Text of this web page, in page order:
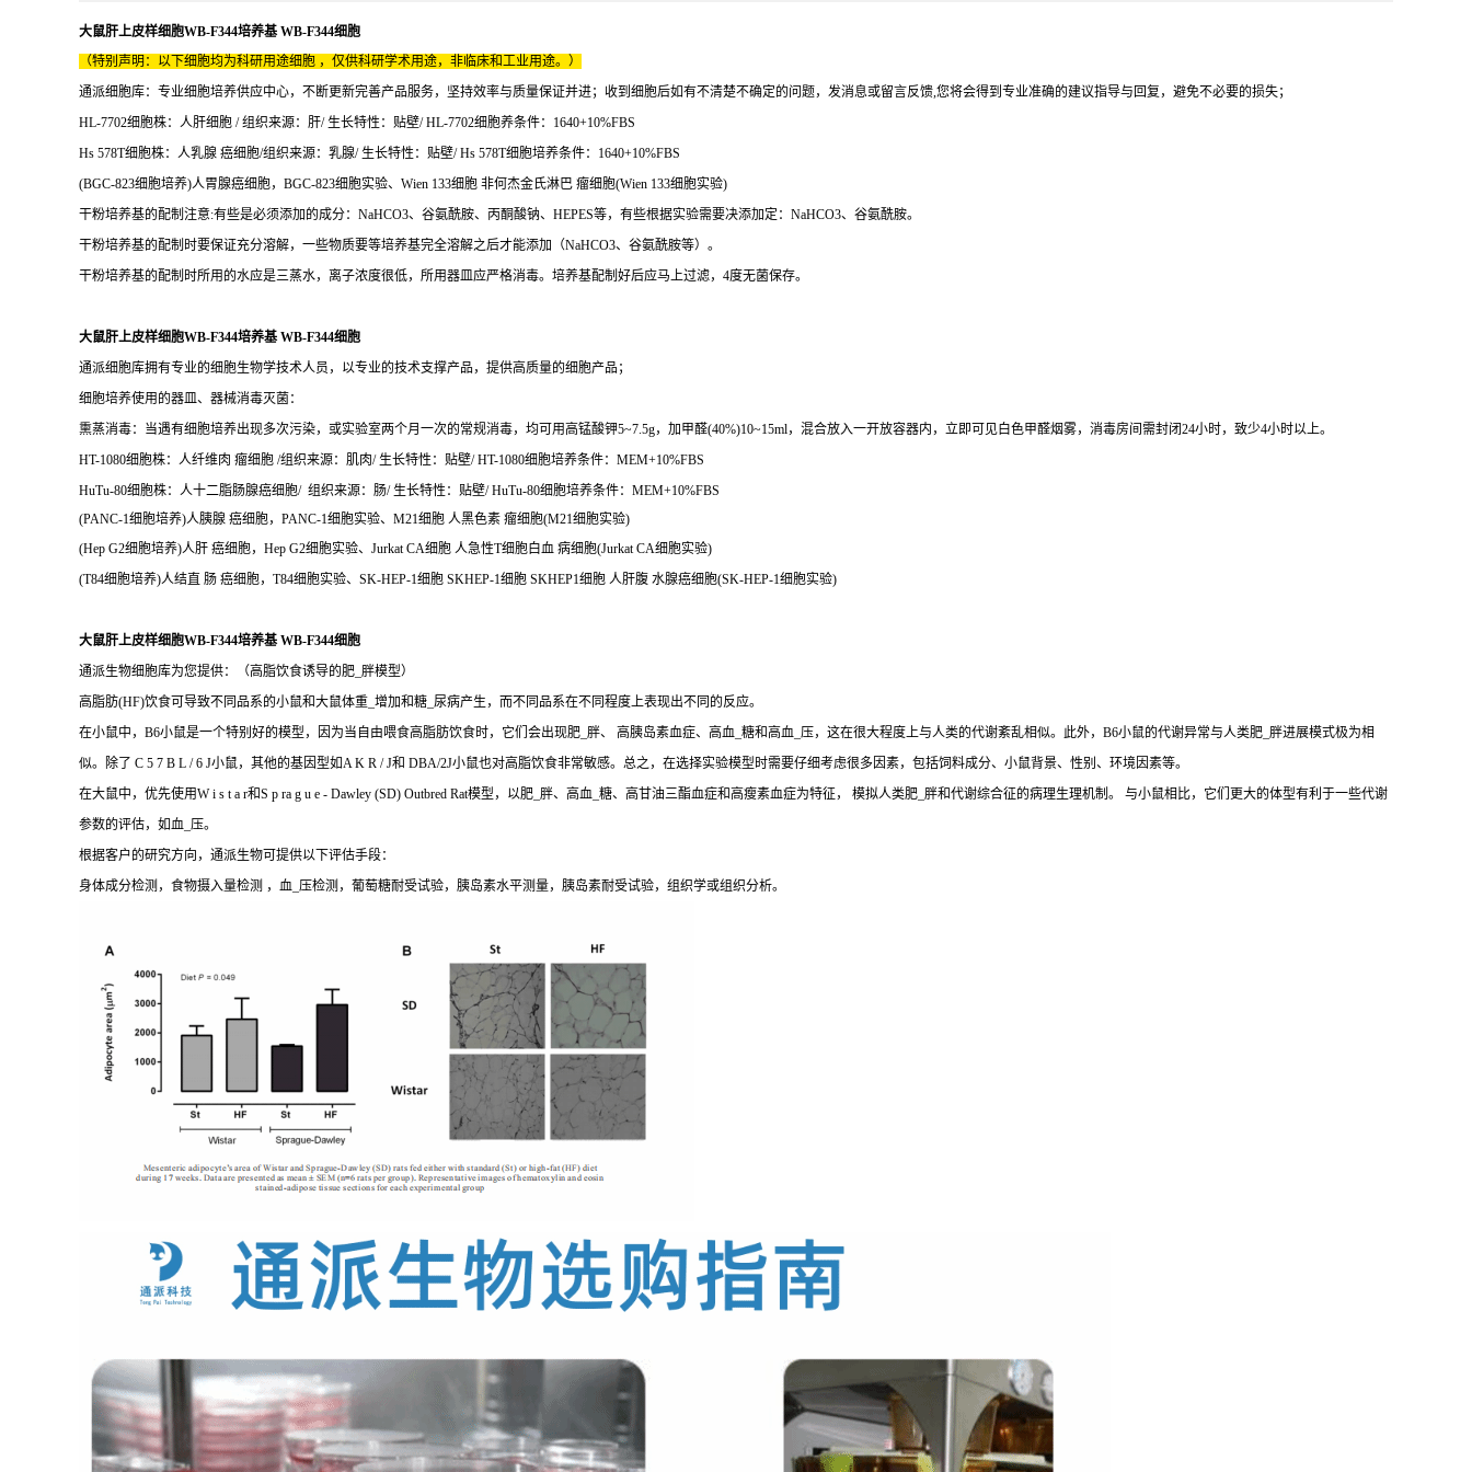
大鼠肝上皮样细胞WB-F344培养基 WB-F344细胞
（特别声明：以下细胞均为科研用途细胞 ，仅供科研学术用途，非临床和工业用途。）
通派细胞库：专业细胞培养供应中心，不断更新完善产品服务，坚持效率与质量保证并进；收到细胞后如有不清楚不确定的问题，发消息或留言反馈,您将会得到专业准确的建议指导与回复，避免不必要的损失；
HL-7702细胞株：人肝细胞 / 组织来源：肝/ 生长特性：贴壁/ HL-7702细胞养条件：1640+10%FBS
Hs 578T细胞株：人乳腺 癌细胞/组织来源：乳腺/ 生长特性：贴壁/ Hs 578T细胞培养条件：1640+10%FBS
(BGC-823细胞培养)人胃腺癌细胞，BGC-823细胞实验、Wien 133细胞 非何杰金氏淋巴 瘤细胞(Wien 133细胞实验)
干粉培养基的配制注意:有些是必须添加的成分：NaHCO3、谷氨酰胺、丙酮酸钠、HEPES等，有些根据实验需要决添加定：NaHCO3、谷氨酰胺。
干粉培养基的配制时要保证充分溶解，一些物质要等培养基完全溶解之后才能添加（NaHCO3、谷氨酰胺等）。
干粉培养基的配制时所用的水应是三蒸水，离子浓度很低，所用器皿应严格消毒。培养基配制好后应马上过滤，4度无菌保存。
大鼠肝上皮样细胞WB-F344培养基 WB-F344细胞
通派细胞库拥有专业的细胞生物学技术人员，以专业的技术支撑产品，提供高质量的细胞产品；
细胞培养使用的器皿、器械消毒灭菌：
熏蒸消毒：当遇有细胞培养出现多次污染，或实验室两个月一次的常规消毒，均可用高锰酸钾5~7.5g，加甲醛(40%)10~15ml，混合放入一开放容器内，立即可见白色甲醛烟雾，消毒房间需封闭24小时，致少4小时以上。
HT-1080细胞株：人纤维肉 瘤细胞 /组织来源：肌肉/ 生长特性：贴壁/ HT-1080细胞培养条件：MEM+10%FBS
HuTu-80细胞株：人十二脂肠腺癌细胞/ 组织来源：肠/ 生长特性：贴壁/ HuTu-80细胞培养条件：MEM+10%FBS
(PANC-1细胞培养)人胰腺 癌细胞，PANC-1细胞实验、M21细胞 人黑色素 瘤细胞(M21细胞实验)
(Hep G2细胞培养)人肝 癌细胞，Hep G2细胞实验、Jurkat CA细胞 人急性T细胞白血 病细胞(Jurkat CA细胞实验)
(T84细胞培养)人结直 肠 癌细胞，T84细胞实验、SK-HEP-1细胞 SKHEP-1细胞 SKHEP1细胞 人肝腹 水腺癌细胞(SK-HEP-1细胞实验)
大鼠肝上皮样细胞WB-F344培养基 WB-F344细胞
通派生物细胞库为您提供：（高脂饮食诱导的肥_胖模型）
高脂肪(HF)饮食可导致不同品系的小鼠和大鼠体重_增加和糖_尿病产生，而不同品系在不同程度上表现出不同的反应。
在小鼠中，B6小鼠是一个特别好的模型，因为当自由喂食高脂肪饮食时，它们会出现肥_胖、 高胰岛素血症、高血_糖和高血_压，这在很大程度上与人类的代谢紊乱相似。此外，B6小鼠的代谢异常与人类肥_胖进展模式极为相
似。除了 C 5 7 B L / 6 J小鼠，其他的基因型如A K R / J和 DBA/2J小鼠也对高脂饮食非常敏感。总之，在选择实验模型时需要仔细考虑很多因素，包括饲料成分、小鼠背景、性别、环境因素等。
在大鼠中，优先使用W i s t a r和S p ra g u e - Dawley (SD) Outbred Rat模型，以肥_胖、高血_糖、高甘油三酯血症和高瘦素血症为特征， 模拟人类肥_胖和代谢综合征的病理生理机制。 与小鼠相比，它们更大的体型有利于一些代谢
参数的评估，如血_压。
根据客户的研究方向，通派生物可提供以下评估手段：
身体成分检测，食物摄入量检测 ，血_压检测，葡萄糖耐受试验，胰岛素水平测量，胰岛素耐受试验，组织学或组织分析。